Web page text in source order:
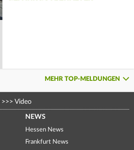
MEHR TOP-MELDUNGEN
>>> Video
NEWS
Hessen News
Frankfurt News